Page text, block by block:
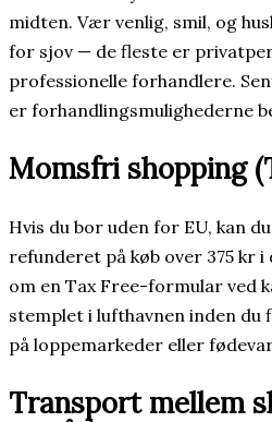
midten. Vær venlig, smil, og
for sjov — de fleste er
professionelle forhandlere.
er forhandlingsmulighederne
Momsfri shopping
Hvis du bor uden for EU, kan
refunderet på køb over 375 kr i
om en Tax Free-formular ved
stemplet i lufthavnen inden du
på loppemarkeder eller
Transport mellem